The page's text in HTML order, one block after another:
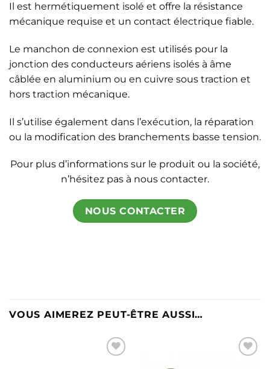
Il est hermétiquement isolé et offre la résistance
mécanique requise et un contact électrique fiable.
Le manchon de connexion est utilisés pour la
jonction des conducteurs aériens isolés à âme
câblée en aluminium ou en cuivre sous traction et
hors traction mécanique.
Il s’utilise également dans l’exécution, la réparation
ou la modification des branchements basse tension.
Pour plus d’informations sur le produit ou la société,
n’hésitez pas à nous contacter.
NOUS CONTACTER
VOUS AIMEREZ PEUT-ÊTRE AUSSI…